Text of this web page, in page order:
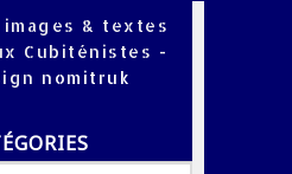
& textes
Cubiténistes -
nomitruk